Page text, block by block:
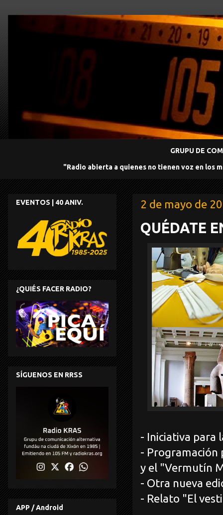
GRUPU DE
"Radio abierta a quienes no tienen voz en los
2 de mayo de
QUÉDATE
- Iniciativa para
- Programación
y el "Vermutín
- Otra nueva
- Relato "El
EVENTOS | 40 ANIV.
¿QUIÉS FACER RADIO?
SÍGUENOS EN RRSS
APP / Android